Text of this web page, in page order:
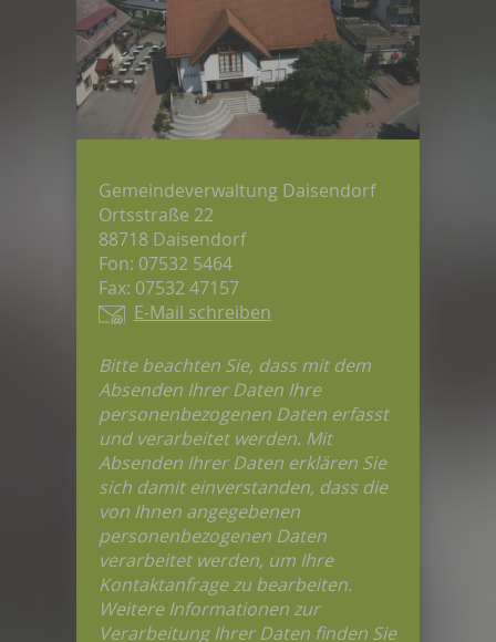
Gemeindeverwaltung Daisendorf
Ortsstraße 22
88718 Daisendorf
Fon: 07532 5464
Fax: 07532 47157
E-Mail schreiben
Bitte beachten Sie, dass mit dem
Absenden Ihrer Daten Ihre
personenbezogenen Daten erfasst
und verarbeitet werden. Mit
Absenden Ihrer Daten erklären Sie
sich damit einverstanden, dass die
von Ihnen angegebenen
personenbezogenen Daten
verarbeitet werden, um Ihre
Kontaktanfrage zu bearbeiten.
Weitere Informationen zur
Verarbeitung Ihrer Daten finden Sie